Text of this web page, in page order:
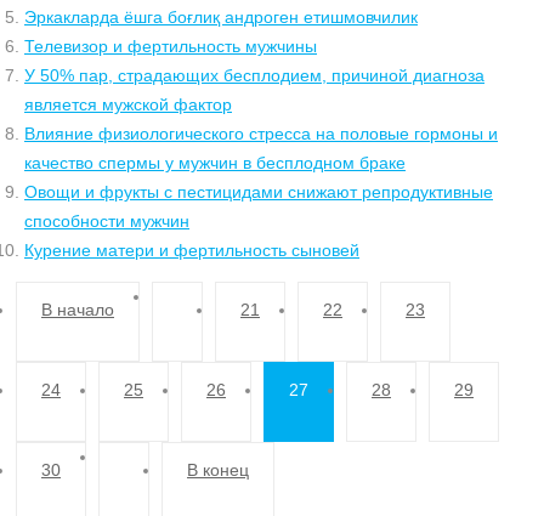
Эркакларда ёшга боғлиқ андроген етишмовчилик
Телевизор и фертильность мужчины
У 50% пар, страдающих бесплодием, причиной диагноза
является мужской фактор
Влияние физиологического стресса на половые гормоны и
качество спермы у мужчин в бесплодном браке
Овощи и фрукты с пестицидами снижают репродуктивные
способности мужчин
Курение матери и фертильность сыновей
В начало 21 22 23
24 25 26 27 28 29
30 В конец